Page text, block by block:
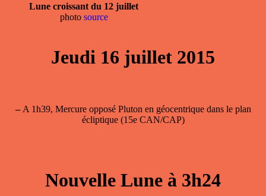
Lune croissant du 12 juillet
photo source
Jeudi 16 juillet 2015
–A 1h39, Mercure opposé Pluton en géocentrique dans le plan
écliptique (15e CAN/CAP)
Nouvelle Lune à 3h24